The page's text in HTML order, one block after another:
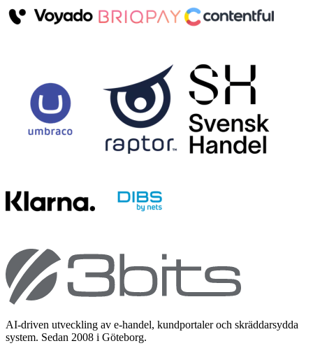
AI-driven utveckling av e-handel, kundportaler och skräddarsydda
system. Sedan 2008 i Göteborg.